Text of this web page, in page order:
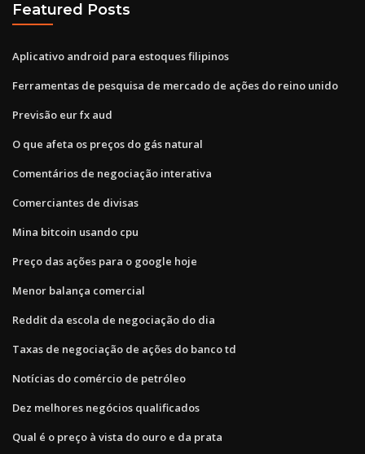
Featured Posts
Aplicativo android para estoques filipinos
Ferramentas de pesquisa de mercado de ações do reino unido
Previsão eur fx aud
O que afeta os preços do gás natural
Comentários de negociação interativa
Comerciantes de divisas
Mina bitcoin usando cpu
Preço das ações para o google hoje
Menor balança comercial
Reddit da escola de negociação do dia
Taxas de negociação de ações do banco td
Notícias do comércio de petróleo
Dez melhores negócios qualificados
Qual é o preço à vista do ouro e da prata